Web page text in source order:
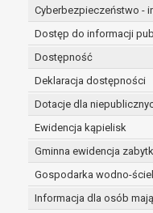
Cyberbezpieczeństwo -
Dostęp do informacji
Dostępność
Deklaracja dostępności
Dotacje dla
Ewidencja kąpielisk
Gminna ewidencja
Gospodarka wodno-
Informacja dla osób
zostały zebrane
archiwizacji
powszechnie
W przypadku,
na podstawie
przetwarzanie
zgody.
W przypadku,
w celu zawarcia i
odbywa się przez
zawartej umowy,
wymaganym